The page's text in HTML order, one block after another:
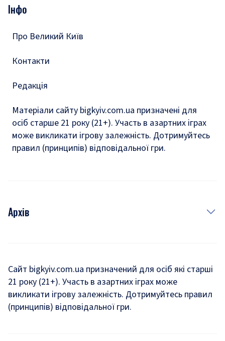
Подкасти
Тести
Інфо
Про Великий Київ
Контакти
Редакція
Матеріали сайту bigkyiv.com.ua призначені для
осіб старше 21 року (21+). Участь в азартних іграх
може викликати ігрову залежність. Дотримуйтесь
правил (принципів) відповідальної гри.
Архів
Комуналка
Хроніки війни
Сайт bigkyiv.com.ua призначений для осіб які старші
21 року (21+). Участь в азартних іграх може
викликати ігрову залежність. Дотримуйтесь правил
(принципів) відповідальної гри.